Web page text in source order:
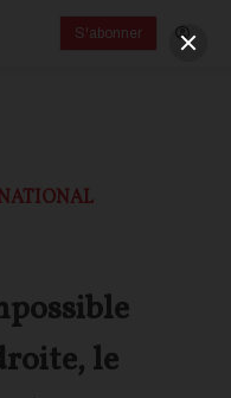
S'abonner
le